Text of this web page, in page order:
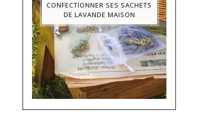
CONFECTIONNER SES SACHETS
DE LAVANDE MAISON